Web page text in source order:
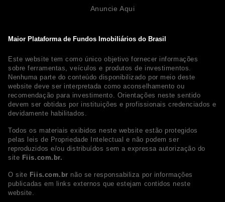
Maior Plataforma de Fundos Imobiliários do Brasil
Este website tem como único objetivo fornecer informações
sobre ferramentas, veículos e produtos de investimentos.
Nenhuma parte do conteúdo disponibilizado por meio deste
website deve ser interpretada como aconselhamento ou
recomendação para investimento. Orientações neste sentido
devem ser obtidas por instituições e profissionais credenciados e
devidamente habilitados.
Todos os materiais exibidos neste website estão protegidos
pelas leis de Propriedade Intelectual e não podem ser
reproduzidos e/ou distribuídos sem a expressa autorização do
site Fiis.com.br.
O site Fiis.com.br não se responsabiliza por informações
publicadas em links externos que estejam contidos neste
website.
Anuncie Aqui